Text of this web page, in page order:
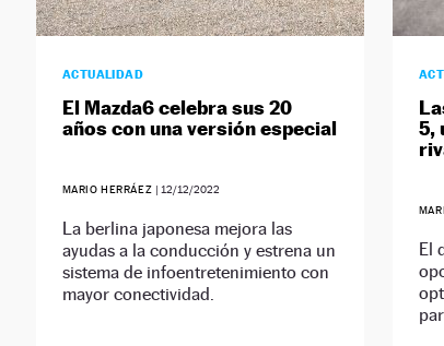
ACTUALIDAD
El Mazda6 celebra sus 20
años con una versión especial
MARIO HERRÁEZ | 12/12/2022
La berlina japonesa mejora las
ayudas a la conducción y estrena un
sistema de infoentretenimiento con
mayor conectividad.
5,
El